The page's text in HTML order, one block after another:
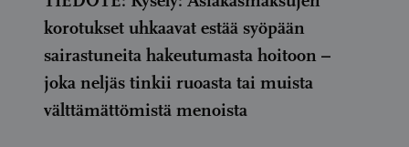
korotukset uhkaavat estää syöpään
sairastuneita hakeutumasta hoitoon –
joka neljäs tinkii ruoasta tai muista
välttämättömistä menoista